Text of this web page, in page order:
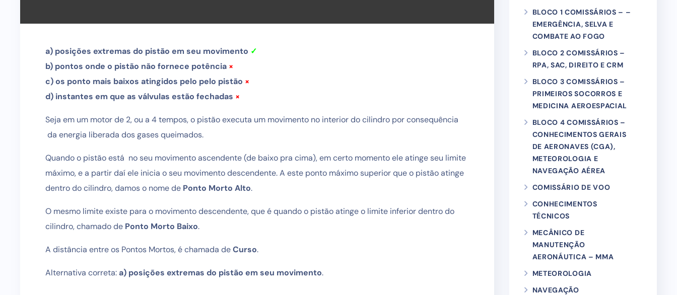
a) posições extremas do pistão em seu movimento ✓
b) pontos onde o pistão não fornece potência ×
c) os ponto mais baixos atingidos pelo pelo pistão ×
d) instantes em que as válvulas estão fechadas ×
Seja em um motor de 2, ou a 4 tempos, o pistão executa um movimento no interior do cilindro por consequência
da energia liberada dos gases queimados.
Quando o pistão está no seu movimento ascendente (de baixo pra cima), em certo momento ele atinge seu limite
máximo, e a partir daí ele inicia o seu movimento descendente. A este ponto máximo superior que o pistão atinge
dentro do cilindro, damos o nome de Ponto Morto Alto.
O mesmo limite existe para o movimento descendente, que é quando o pistão atinge o limite inferior dentro do
cilindro, chamado de Ponto Morto Baixo.
A distância entre os Pontos Mortos, é chamada deCurso.
Alternativa correta:a) posições extremas do pistão em seu movimento.
BLOCO 1 COMISSÁRIOS – –
EMERGÊNCIA, SELVA E
COMBATE AO FOGO
BLOCO 2 COMISSÁRIOS –
RPA, SAC, DIREITO E CRM
BLOCO 3 COMISSÁRIOS –
PRIMEIROS SOCORROS E
MEDICINA AEROESPACIAL
BLOCO 4 COMISSÁRIOS –
CONHECIMENTOS GERAIS
DE AERONAVES (CGA),
METEOROLOGIA E
NAVEGAÇÃO AÉREA
COMISSÁRIO DE VOO
CONHECIMENTOS
TÉCNICOS
MECÂNICO DE
MANUTENÇÃO
AERONÁUTICA – MMA
METEOROLOGIA
NAVEGAÇÃO